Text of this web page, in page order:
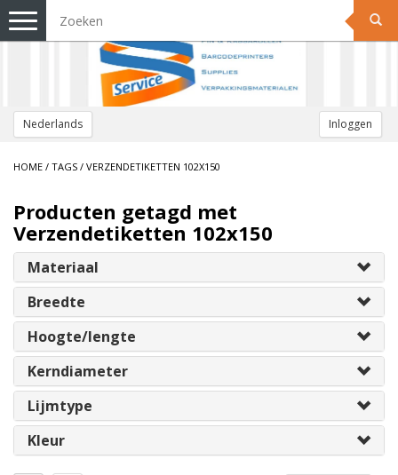
Nederlands Inloggen
Toggle
navigation
HOME / TAGS / VERZENDETIKETTEN 102X150
Producten getagd met
Verzendetiketten 102x150
Materiaal
Breedte
Hoogte/lengte
Kerndiameter
Lijmtype
Kleur